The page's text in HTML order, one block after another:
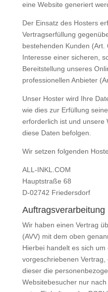
eine Website generiert
Der Einsatz des Hosters
Vertragserfüllung
bestehenden Kunden (Art.
Interesse einer sicheren,
Bereitstellung unseres
professionellen Anbieter
Unser Hoster wird Ihre
wie dies zur Erfüllung
erforderlich ist und unsere
diese Daten befolgen.
Wir setzen folgenden
ALL-INKL.COM
Hauptstraße 68
D-02742 Friedersdorf
Auftragsverarbeitung
Wir haben einen Vertrag
(AVV) mit dem oben
Hierbei handelt es sich
vorgeschriebenen
dieser die
Websitebesucher nur